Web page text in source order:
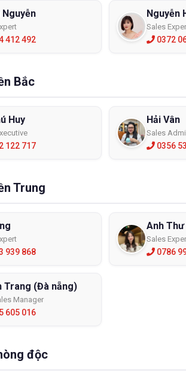
Găng tay chống
hơn nhưng lại có
412 492
Nguyễn
Sales
0372
Bắc
Huy
122 717
Hải Vân
Sales
0356
Trung
939 868
Anh Thư
Sales
0786
Trang (Đà nẵng)
Manager
605 016
độc